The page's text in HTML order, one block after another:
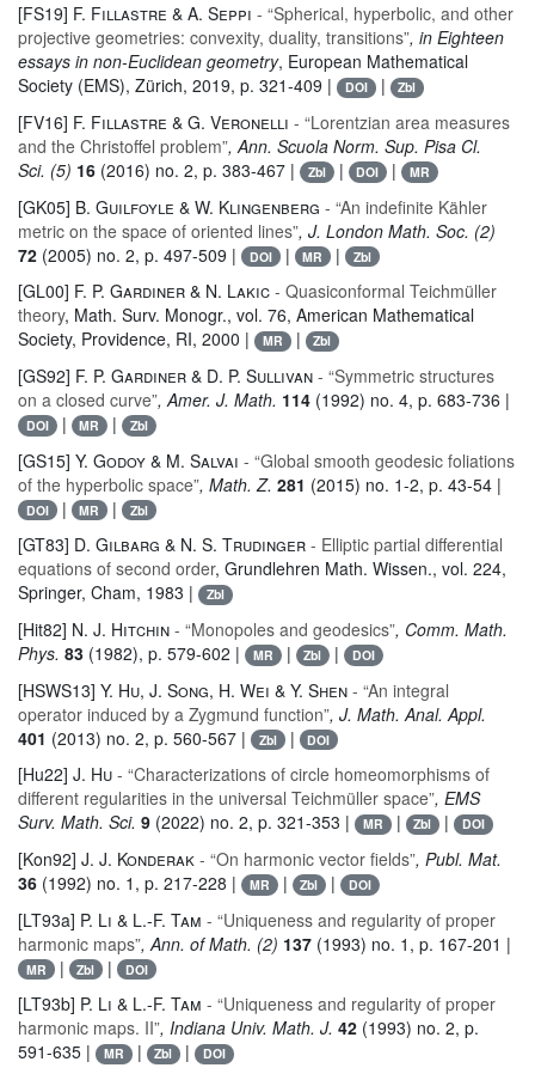
[FS19] F. Fillastre & A. Seppi - “Spherical, hyperbolic, and other
projective geometries: convexity, duality, transitions”, in Eighteen
essays in non-Euclidean geometry, European Mathematical
Society (EMS), Zürich, 2019, p. 321-409 |
DOI | Zbl
[FV16] F. Fillastre & G. Veronelli - “Lorentzian area measures
and the Christoffel problem”, Ann. Scuola Norm. Sup. Pisa Cl.
Sci. (5) 16 (2016) no. 2, p. 383-467 | Zbl | DOI | MR
[GK05] B. Guilfoyle & W. Klingenberg - “An indefinite Kähler
metric on the space of oriented lines”, J. London Math. Soc. (2)
72 (2005) no. 2, p. 497-509 | DOI | MR | Zbl
[GL00] F. P. Gardiner & N. Lakic - Quasiconformal Teichmüller
theory, Math. Surv. Monogr., vol. 76, American Mathematical
Society, Providence, RI, 2000 |
MR | Zbl
[GS92] F. P. Gardiner & D. P. Sullivan - “Symmetric structures
on a closed curve”, Amer. J. Math. 114 (1992) no. 4, p. 683-736 |
DOI | MR | Zbl
[GS15] Y. Godoy & M. Salvai - “Global smooth geodesic foliations
of the hyperbolic space”, Math. Z. 281 (2015) no. 1-2, p. 43-54 |
DOI | MR | Zbl
[GT83] D. Gilbarg & N. S. Trudinger - Elliptic partial differential
equations of second order, Grundlehren Math. Wissen., vol. 224,
Springer, Cham, 1983 |
Zbl
[Hit82] N. J. Hitchin - “Monopoles and geodesics”, Comm. Math.
Phys. 83 (1982), p. 579-602 | MR | Zbl | DOI
[HSWS13] Y. Hu, J. Song, H. Wei & Y. Shen - “An integral
operator induced by a Zygmund function”, J. Math. Anal. Appl.
401 (2013) no. 2, p. 560-567 | Zbl | DOI
[Hu22] J. Hu - “Characterizations of circle homeomorphisms of
different regularities in the universal Teichmüller space”, EMS
Surv. Math. Sci. 9 (2022) no. 2, p. 321-353 | MR | Zbl | DOI
[Kon92] J. J. Konderak - “On harmonic vector fields”, Publ. Mat.
36 (1992) no. 1, p. 217-228 | MR | Zbl | DOI
[LT93a] P. Li & L.-F. Tam - “Uniqueness and regularity of proper
harmonic maps”, Ann. of Math. (2) 137 (1993) no. 1, p. 167-201 |
MR | Zbl | DOI
[LT93b] P. Li & L.-F. Tam - “Uniqueness and regularity of proper
harmonic maps. II”, Indiana Univ. Math. J. 42 (1993) no. 2, p.
591-635 |
MR | Zbl | DOI